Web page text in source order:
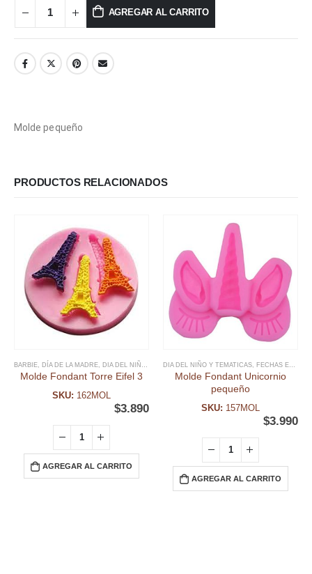
AGREGAR AL CARRITO
Molde pequeño
PRODUCTOS RELACIONADOS
BARBIE, DÍA DE LA MADRE, DIA DEL NIÑO Y TEMATICAS , FECHAS ESPECIALES,FONDANT
Molde Fondant Torre Eifel 3
SKU: 162MOL
$3.890
AGREGAR AL CARRITO
DIA DEL NIÑO Y TEMATICAS, FECHAS ESPECIALES
Molde Fondant Unicornio
pequeño
SKU: 157MOL
$3.990
AGREGAR AL CARRITO